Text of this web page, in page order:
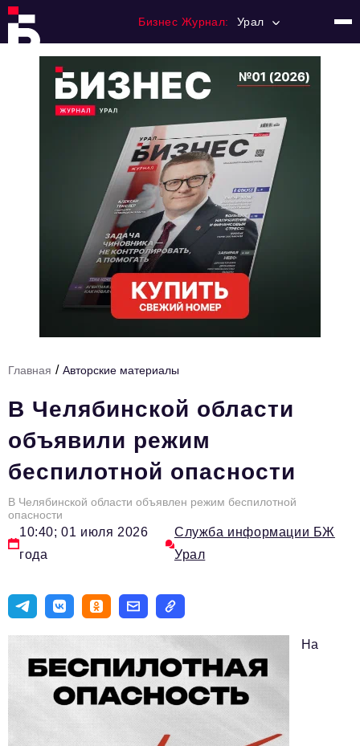
Бизнес Журнал: Урал
Тема номера
Инфраструктура развития
Технологии и тренды
Ниши и рынки
Цитаты
Туризм
Новости
Импортозамещение
ИННОПРОМ
Авторские материалы
Видео
ТОП-100 влиятельных людей — 2025
Главная / Авторские материалы
В Челябинской области
объявили режим
беспилотной опасности
В Челябинской области объявлен режим беспилотной
опасности
10:40; 01 июля 2026
года
Служба информации БЖ
Урал
На